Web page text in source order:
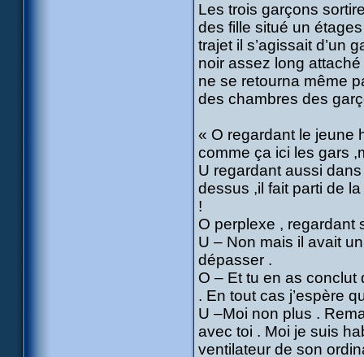
Les trois garçons
des fille situé un
trajet il s’agissait d’un
noir assez long
ne se retourna même
des chambres des
« O regardant le jeune
comme ça ici les gars
U regardant aussi
dessus ,il fait parti de
!
O perplexe , regardant
U – Non mais il avait
dépasser .
O – Et tu en as conclut
. En tout cas j’espère
U –Moi non plus .
avec toi . Moi je suis
ventilateur de son